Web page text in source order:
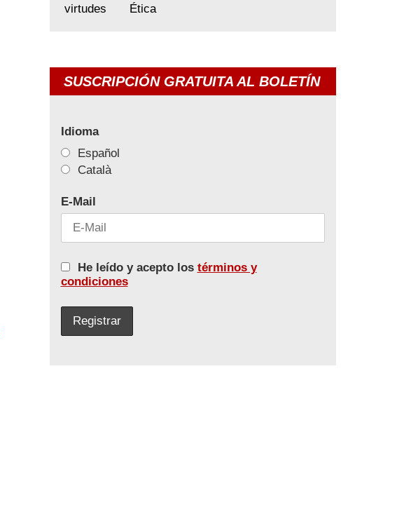
virtudes Ética
SUSCRIPCIÓN GRATUITA AL BOLETÍN
Idioma
Español
Català
E-Mail
He leído y acepto los términos y
condiciones